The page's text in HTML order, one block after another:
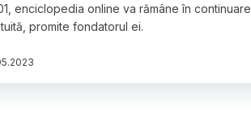
enciclopedia online va rămâne în continuare
promite fondatorul ei.
.2023